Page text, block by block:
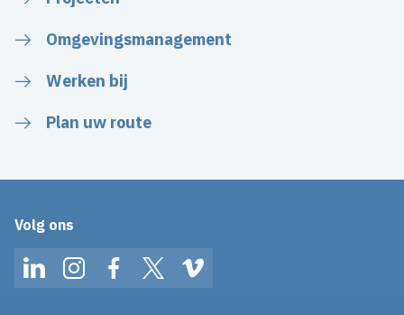
Omgevingsmanagement
Werken bij
Plan uw route
Volg ons
LinkedInInstagramFacebookTwitterVimeo